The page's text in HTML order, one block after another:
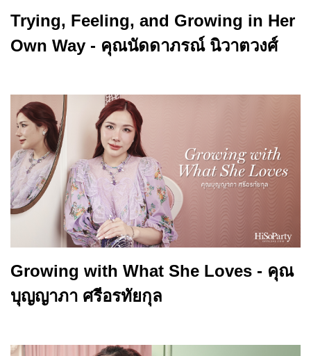
Trying, Feeling, and Growing in Her
Own Way - คุณนัดดาภรณ์ นิวาตวงศ์
Growing with What She Loves - คุณ
บุญญาภา ศรีอรทัยกุล